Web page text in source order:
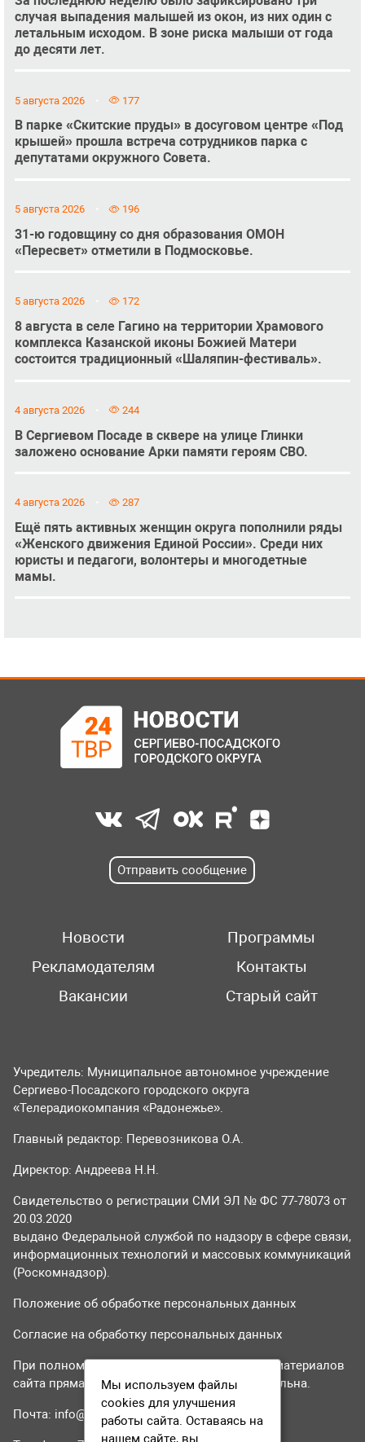
случая выпадения малышей из окон, из них один с
летальным исходом. В зоне риска малыши от года
до десяти лет.
5 августа 2026 177
В парке «Скитские пруды» в досуговом центре «Под
крышей» прошла встреча сотрудников парка с
депутатами окружного Совета.
5 августа 2026 196
31-ю годовщину со дня образования ОМОН
«Пересвет» отметили в Подмосковье.
5 августа 2026 172
8 августа в селе Гагино на территории Храмового
комплекса Казанской иконы Божией Матери
состоится традиционный «Шаляпин-фестиваль».
4 августа 2026 244
В Сергиевом Посаде в сквере на улице Глинки
заложено основание Арки памяти героям СВО.
4 августа 2026 287
Ещё пять активных женщин округа пополнили ряды
«Женского движения Единой России». Среди них
юристы и педагоги, волонтеры и многодетные
мамы.
Отправить сообщение
Новости
Программы
Рекламодателям
Контакты
Вакансии
Старый сайт
Учредитель: Муниципальное автономное учреждение
Сергиево-Посадского городского округа
«Телерадиокомпания «Радонежье».
Главный редактор: Перевозникова О.А.
Директор: Андреева Н.Н.
Свидетельство о регистрации СМИ ЭЛ № ФС 77-78073 от
20.03.2020
выдано Федеральной службой по надзору в сфере связи,
информационных технологий и массовых коммуникаций
(Роскомнадзор).
Положение об обработке персональных данных
Согласие на обработку персональных данных
При полном или частичном использовании материалов
сайта прямая гиперссылка на tvr24.tv обязательна.
Почта: info@tvr24.tv
Мы используем файлы
cookies для улучшения
работы сайта. Оставаясь на
нашем сайте, вы